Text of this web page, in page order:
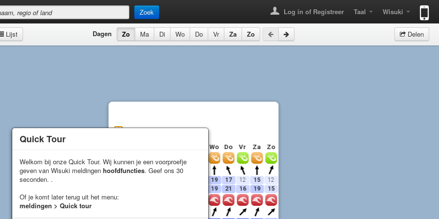
Zoek Log in of Registreer Taal Wisuki
Lijst Dagen Zo Ma Di Wo Do Vr Za Zo Delen
Lagoon
Wo Do Vr Za
Zo
Richting
19 17 12 15 12
19 21 16 19 15
Golven
Quick Tour
Welkom bij onze Quick Tour. Wij kunnen je een voorproefje
geven van Wisuki meldingen hoofdfuncties. Geef ons 30
seconden. .
Of je komt later terug uit het menu:
meldingen > Quick tour
Quick Tour
Welkom bij onze Quick Tour. Wij kunnen je een voorproefje
geven van Wisuki meldingen hoofdfuncties. Geef ons 30
seconden. .
Of je komt later terug uit het menu:
meldingen > Quick tour